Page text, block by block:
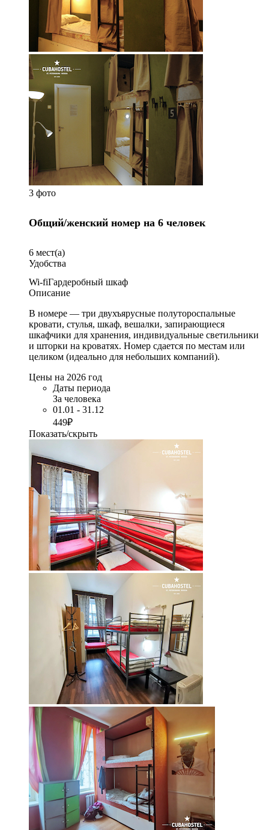
3 фото
Общий/женский номер на 6 человек
6 мест(а)
Удобства
Wi-fiГардеробный шкаф
Описание
В номере — три двухъярусные полутороспальные
кровати, стулья, шкаф, вешалки, запирающиеся
шкафчики для хранения, индивидуальные светильники
и шторки на кроватях. Номер сдается по местам или
целиком (идеально для небольших компаний).
Цены на 2026 год
Даты периода
За человека
01.01 - 31.12
449₽
Показать/скрыть